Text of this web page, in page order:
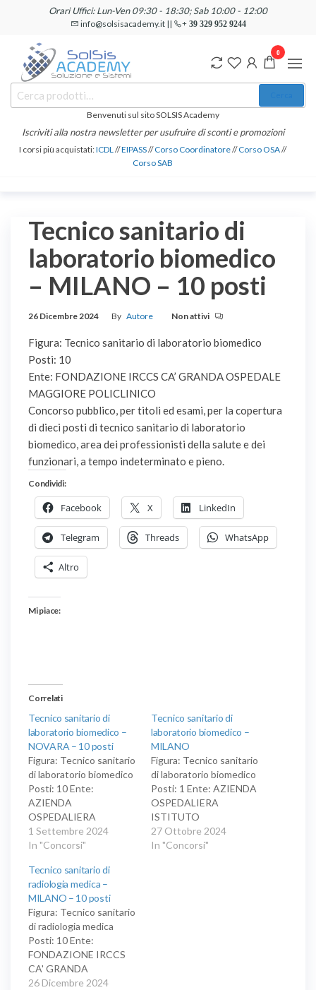
contenuto
Orari Uffici: Lun-Ven 09:30 - 18:30; Sab 10:00 - 12:00
info@solsisacademy.it || + 39 329 952 9244
SOLSIS
Academy
Corsi e
Certificazioni
Linguistiche
Benvenuti sul sito SOLSIS Academy
Iscriviti alla nostra newsletter per usufruire di sconti e promozioni
I corsi più acquistati:ICDL//EIPASS//Corso Coordinatore//Corso OSA//
Corso SAB
0
Tecnico sanitario di
laboratorio biomedico
– MILANO – 10 posti
26 Dicembre 2024 By Autore Non attivi
Figura: Tecnico sanitario di laboratorio biomedico
Posti: 10
Ente: FONDAZIONE IRCCS CA’ GRANDA OSPEDALE
MAGGIORE POLICLINICO
Concorso pubblico, per titoli ed esami, per la copertura
di dieci posti di tecnico sanitario di laboratorio
biomedico, area dei professionisti della salute e dei
funzionari, a tempo indeterminato e pieno.
Condividi:
Facebook X LinkedIn
Telegram Threads WhatsApp
Altro
Mi piace:
Correlati
Tecnico sanitario di
laboratorio biomedico –
NOVARA – 10 posti
Figura: Tecnico sanitario
di laboratorio biomedico
Posti: 10 Ente:
AZIENDA
OSPEDALIERA
'MAGGIORE DELLA
CARITA'' DI NOVARA
titoli ed esami, per la
copertura di dieci posti
di tecnico sanitario di
laboratorio biomedico,
area dei professionisti
della salute e dei
funzionari, a tempo
indeterminato.
1 Settembre 2024
In "Concorsi"
Tecnico sanitario di
laboratorio biomedico –
MILANO
Figura: Tecnico sanitario
di laboratorio biomedico
Posti: 1 Ente: AZIENDA
OSPEDALIERA
ISTITUTO
ORTOPEDICO
'GAETANO PINI' DI
27 Ottobre 2024
In "Concorsi"
Tecnico sanitario di
radiologia medica –
MILANO – 10 posti
Figura: Tecnico sanitario
di radiologia medica
Posti: 10 Ente:
FONDAZIONE IRCCS
CA' GRANDA
OSPEDALE MAGGIORE
26 Dicembre 2024